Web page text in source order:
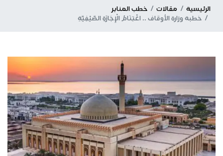
الرئيسية مقالات
خطب المنابر
خطبة وزارة الأوقاف .. اغْتِنَامُ الْإِجَازَةِ الصَّيْفِيَّةِ